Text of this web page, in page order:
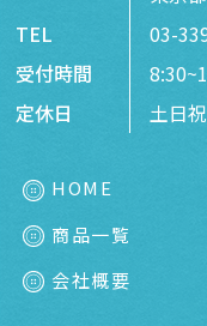
TEL
03-
受付時間
定休日
土日
HOME
商品一覧
会社概要